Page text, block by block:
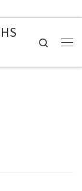
Search